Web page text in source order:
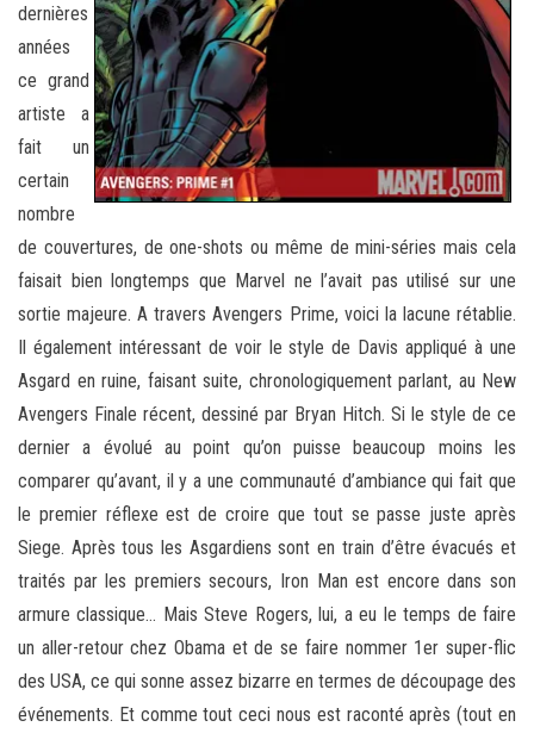
dernières
années
ce grand
artiste a
fait un
certain
nombre
de couvertures, de one-shots ou même de mini-séries mais cela
faisait bien longtemps que Marvel ne l’avait pas utilisé sur une
sortie majeure. A travers Avengers Prime, voici la lacune rétablie.
Il également intéressant de voir le style de Davis appliqué à une
Asgard en ruine, faisant suite, chronologiquement parlant, au New
Avengers Finale récent, dessiné par Bryan Hitch. Si le style de ce
dernier a évolué au point qu’on puisse beaucoup moins les
comparer qu’avant, il y a une communauté d’ambiance qui fait que
le premier réflexe est de croire que tout se passe juste après
Siege. Après tous les Asgardiens sont en train d’être évacués et
traités par les premiers secours, Iron Man est encore dans son
armure classique… Mais Steve Rogers, lui, a eu le temps de faire
un aller-retour chez Obama et de se faire nommer 1er super-flic
des USA, ce qui sonne assez bizarre en termes de découpage des
événements. Et comme tout ceci nous est raconté après (tout en